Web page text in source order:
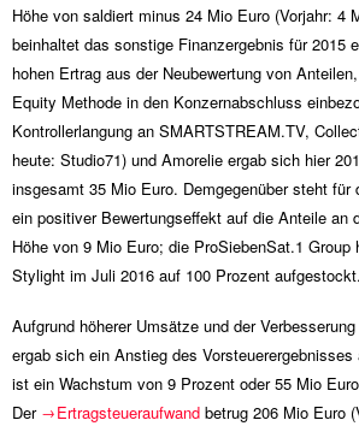
Höhe von saldiert minus 24 Mio Euro (Vorjahr: 4
beinhaltet das sonstige Finanzergebnis für 2015
hohen Ertrag aus der Neubewertung von
Equity Methode in den Konzernabschluss
Kontrollerlangung an SMARTSTREAM.TV,
heute: Studio71) und Amorelie ergab sich hier
insgesamt 35 Mio Euro. Demgegenüber steht
ein positiver Bewertungseffekt auf die Anteile an
Höhe von 9 Mio Euro; die ProSiebenSat.1 Group
Stylight im Juli 2016 auf 100 Prozent aufgestockt.
Aufgrund höherer Umsätze und der
ergab sich ein Anstieg des Vorsteuerergebnisses
ist ein Wachstum von 9 Prozent oder55 Mio
Der
Ertragsteueraufwand betrug 206 Mio Euro